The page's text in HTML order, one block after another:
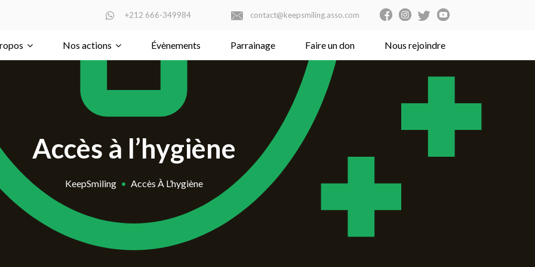
+212 666-349984 contact@keepsmiling.asso.com
Nos actions Évènements Parrainage Faire un don Nous rejoindre
Accès à l’hygiène
KeepSmiling • Accès À L’hygiène